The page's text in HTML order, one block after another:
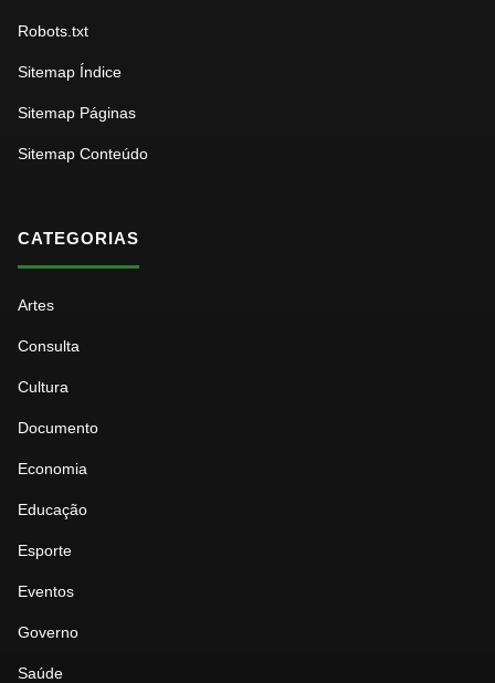
Robots.txt
Sitemap Índice
Sitemap Páginas
Sitemap Conteúdo
CATEGORIAS
Artes
Consulta
Cultura
Documento
Economia
Educação
Esporte
Eventos
Governo
Saúde